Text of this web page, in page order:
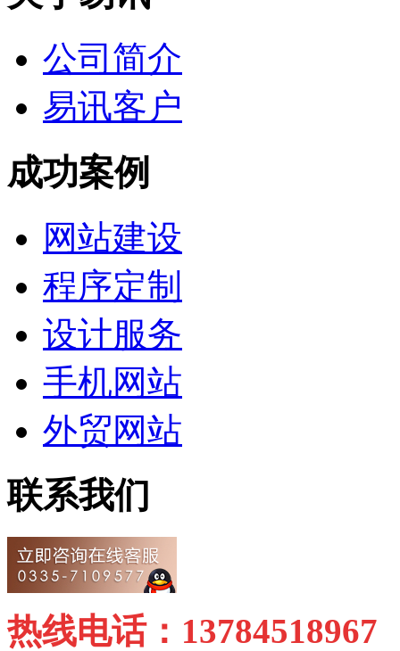
公司简介
易讯客户
成功案例
网站建设
程序定制
设计服务
手机网站
外贸网站
联系我们
热线电话：13784518967